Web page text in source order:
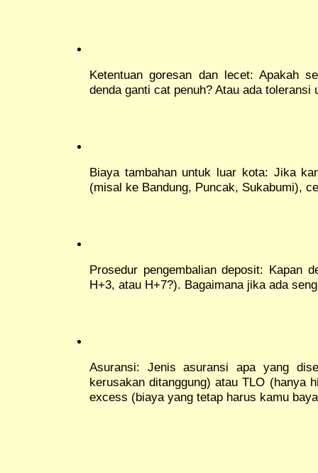
Ketentuan goresan dan lecet: Apakah
denda ganti cat penuh? Atau ada toleransi
Biaya tambahan untuk luar kota: Jika
(misal ke Bandung, Puncak, Sukabumi),
Prosedur pengembalian deposit: Kapan
H+3, atau H+7?). Bagaimana jika ada
Asuransi: Jenis asuransi apa yang
kerusakan ditanggung) atau TLO (hanya
excess (biaya yang tetap harus kamu